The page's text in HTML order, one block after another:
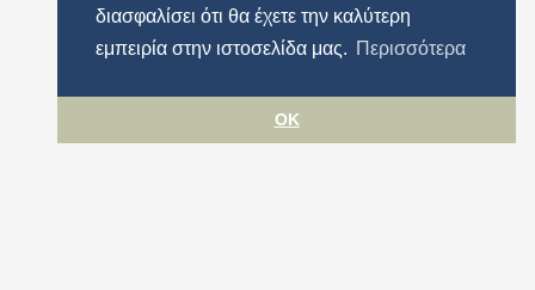
διασφαλίσει ότι θα έχετε την καλύτερη
εμπειρία στην ιστοσελίδα μας. Περισσότερα
OK